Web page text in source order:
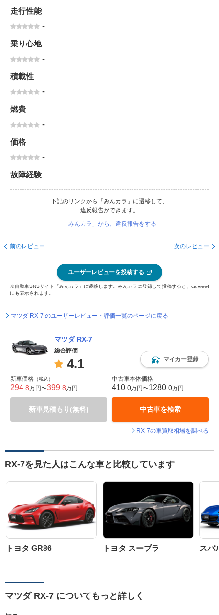
走行性能
-
乗り心地
-
積載性
-
燃費
-
価格
-
故障経験
下記のリンクから「みんカラ」に遷移して、
違反報告ができます。
「みんカラ」から、違反報告をする
前のレビュー 次のレビュー
ユーザーレビューを投稿する
※自動車SNSサイト「みんカラ」に遷移します。みんカラに登録して投稿すると、carview!
にも表示されます。
マツダ RX-7 のユーザーレビュー・評価一覧のページに戻る
マツダ RX-7
総合評価
4.1 マイカー登録
新車価格 （税込）
294 .8万円〜399 .8万円
新車見積もり(無料)
中古車本体価格
410 .0万円〜1280 .0万円
中古車を検索
RX-7の車買取相場を調べる
RX-7を見た人はこんな車と比較しています
トヨタ GR86 トヨタ スープラ スバ
マツダ RX-7 についてもっと詳しく